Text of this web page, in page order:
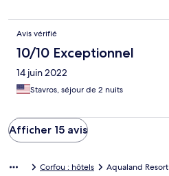
Avis vérifié
10/10 Exceptionnel
14 juin 2022
Stavros, séjour de 2 nuits
Afficher 15 avis
Corfou : hôtels Aqualand Resort